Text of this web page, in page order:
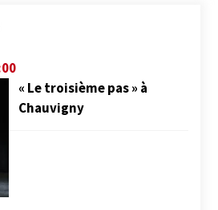
« Le troisième pas » à
Chauvigny